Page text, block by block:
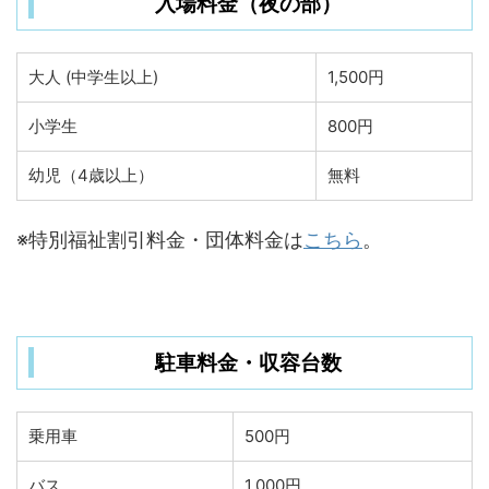
大人 (中学生以上) 1,500円
小学生 800円
幼児（4歳以上） 無料
※特別福祉割引料金・団体料金はこちら 。
駐車料金・収容台数
乗用車 500円
バス 1,000円